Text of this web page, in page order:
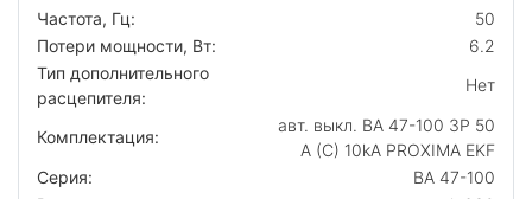
Частота, Гц:
50
Потери мощности, Вт:
6.2
Тип дополнительного
расцепителя:
Нет
Комплектация:
авт. выкл. ВА 47-100 3P 50
А (C) 10kA PROXIMA EKF
Серия:
ВА 47-100